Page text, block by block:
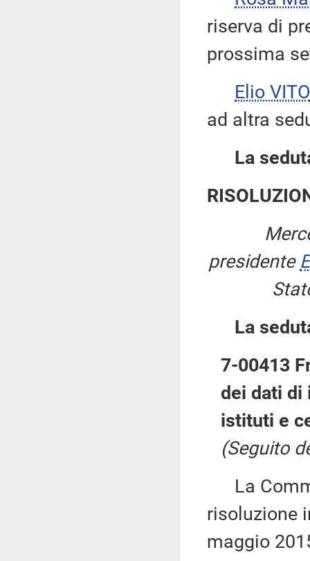
riserva di
prossima
Elio VITO
ad altra
La
presidente
La
7-00413
dei dati di
istituti e
(Seguito
La
risoluzione
maggio